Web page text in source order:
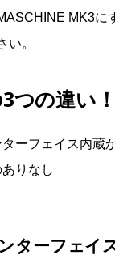
MK3に
い。
つの違い！
ーフェイス内蔵
りなし
ターフェイ